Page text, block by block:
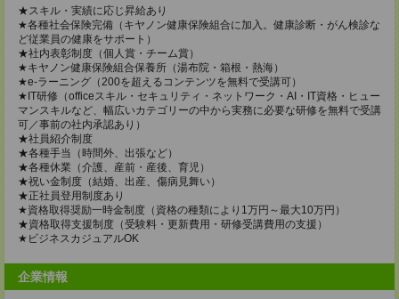
★スキル・実績に応じ昇給あり
★各種社会保険完備（キヤノン健康保険組合に加入。健康診断・がん検診な
ど従業員の健康をサポート）
★社内表彰制度（個人賞・チーム賞）
★キヤノン健康保険組合保養所（湯布院・箱根・熱海）
★e-ラーニング（200を超えるコンテンツを無料で受講可）
★IT研修（officeスキル・セキュリティ・ネットワーク・AI・IT資格・ヒュー
マンスキルなど、幅広いカテゴリーの中から実務に必要な研修を無料で受講
可／事前の社内承認あり）
★社員紹介制度
★各種手当（時間外、出張など）
★各種休業（介護、産前・産後、育児）
★祝い金制度（結婚、出産、傷病見舞い）
★正社員登用制度あり
★資格取得奨励一時金制度（資格の種類により1万円～最大10万円）
★資格取得支援制度（受験料・更新費用・研修受講費用の支援）
★ビジネスカジュアルOK
企業情報